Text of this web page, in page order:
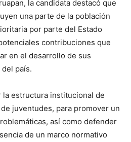
la candidata destacó que
una parte de la población
por parte del Estado
contribuciones que
en el desarrollo de sus
país.
la estructura institucional de
juventudes, para promover un
así como defender
de un marco normativo